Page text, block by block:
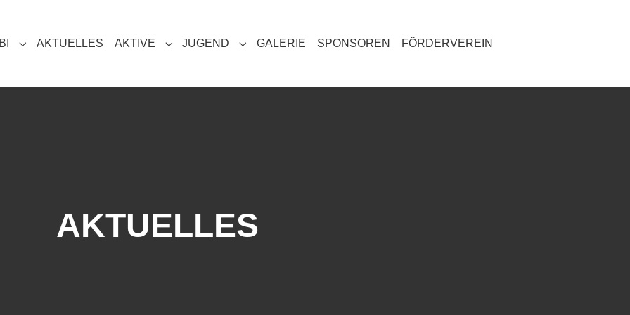
SUBMENU FOR "DIE HBI"
AKTUELLES(CURRENT)
AKTIVE
SUBMENU FOR "AKTIVE"
JUGEND
SUBMENU FOR "JUGEND"
GALERIE SPONSOREN FÖRDERVEREIN
AKTUELLES